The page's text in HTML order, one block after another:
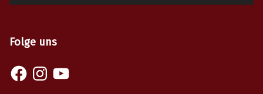
Folge uns
Facebook